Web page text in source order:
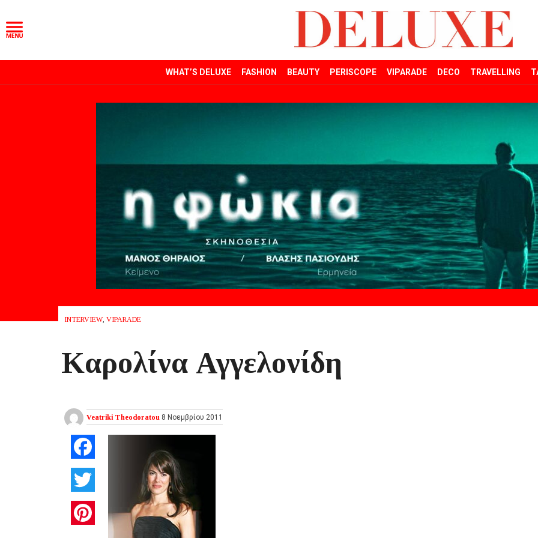
WHAT’S DELUXE FASHION BEAUTY PERISCOPE VIPARADE DECO TRAVELLING
INTERVIEW, VIPARADE
Kαρολίνα Αγγελονίδη
Veatriki Theodoratou 8 Νοεμβρίου 2011
Pinterest